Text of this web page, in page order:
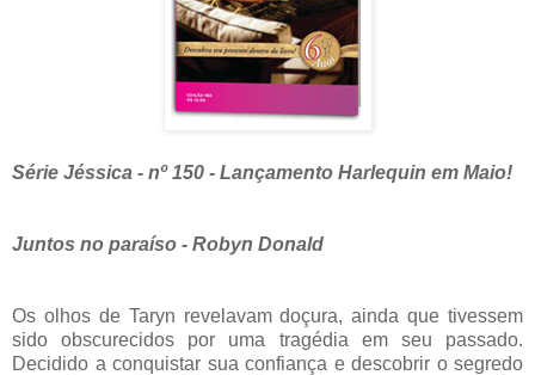
Série Jéssica - nº 150 - Lançamento Harlequin em Maio!
Juntos no paraíso - Robyn Donald
Os olhos de Taryn revelavam doçura, ainda que tivessem
sido obscurecidos por uma tragédia em seu passado.
Decidido a conquistar sua confiança e descobrir o segredo